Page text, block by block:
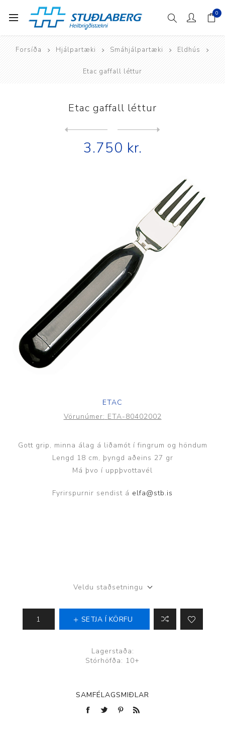
0
Forsíða Hjálpartæki Smáhjálpartæki Eldhús
Etac gaffall léttur
Etac gaffall léttur
3.750 kr.
ETAC
Vörunúmer: ETA-80402002
Gott grip, minna álag á liðamót í fingrum og höndum
Lengd 18 cm, þyngd aðeins 27 gr
Má þvo í uppþvottavél
Fyrirspurnir sendist á elfa@stb.is
Veldu staðsetningu
SETJA Í KÖRFU
Lagerstaða:
Stórhöfða: 10+
SAMFÉLAGSMIÐLAR